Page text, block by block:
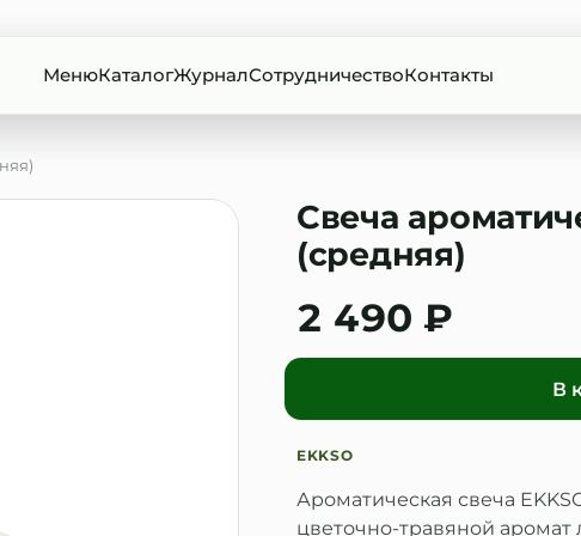
МенюКаталогЖурналСотрудничествоКонтакты
Свеча
(средняя)
2 490 ₽
В
EKKSO
Ароматическая свеча
цветочно-травяной